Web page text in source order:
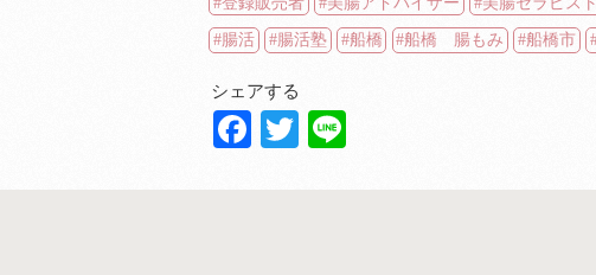
腸活 腸活塾 船橋 船橋 腸もみ 船橋市
シェアする
Facebook
Twitter